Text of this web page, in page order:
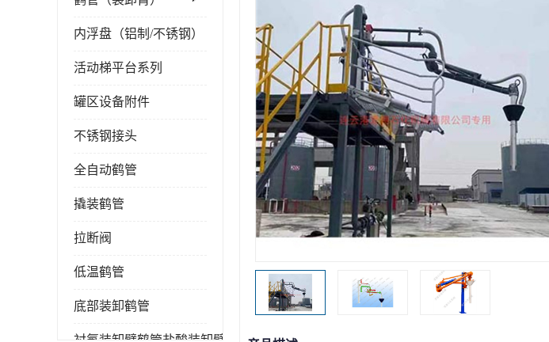
内浮盘（铝制/不锈钢）
活动梯平台系列
罐区设备附件
不锈钢接头
全自动鹤管
撬装鹤管
拉断阀
低温鹤管
底部装卸鹤管